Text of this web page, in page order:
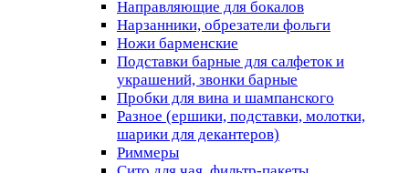
Направляющие для бокалов
Нарзанники, обрезатели фольги
Ножи барменские
Подставки барные для салфеток и
украшений, звонки барные
Пробки для вина и шампанского
Разное (ершики, подставки, молотки,
шарики для декантеров)
Риммеры